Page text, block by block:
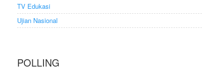
TV Edukasi
Ujian Nasional
POLLING